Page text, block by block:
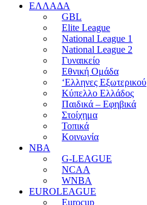
EΛΛΑΔΑ
GBL
Elite League
National League 1
National League 2
Γυναικείο
Εθνική Ομάδα
‘Ελληνες Εξωτερικού
Κύπελλο Ελλάδος
Παιδικά – Εφηβικά
Στοίχημα
Τοπικά
Κοινωνία
NBA
G-LEAGUE
NCAA
WNBA
ΕUROLEAGUE
Eurocup